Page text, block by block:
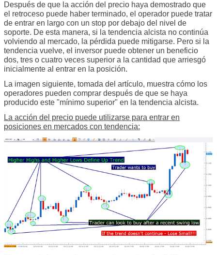
Después de que la acción del precio haya demostrado que
el retroceso puede haber terminado, el operador puede tratar
de entrar en largo con un stop por debajo del nivel de
soporte. De esta manera, si la tendencia alcista no continúa
volviendo al mercado, la pérdida puede mitigarse. Pero si la
tendencia vuelve, el inversor puede obtener un beneficio
dos, tres o cuatro veces superior a la cantidad que arriesgó
inicialmente al entrar en la posición.
La imagen siguiente, tomada del artículo, muestra cómo los
operadores pueden comprar después de que se haya
producido este "mínimo superior" en la tendencia alcista.
La acción del precio puede utilizarse para entrar en
posiciones en mercados con tendencia: